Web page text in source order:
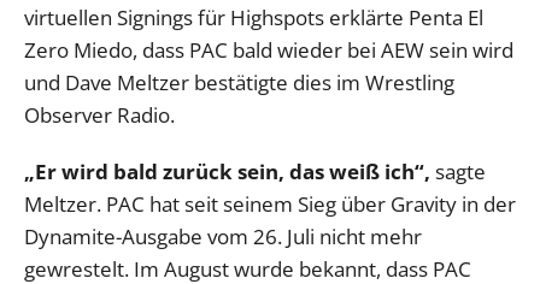
virtuellen Signings für Highspots erklärte Penta El
Zero Miedo, dass PAC bald wieder bei AEW sein wird
und Dave Meltzer bestätigte dies im Wrestling
Observer Radio.
„Er wird bald zurück sein, das weiß ich“, sagte
Meltzer. PAC hat seit seinem Sieg über Gravity in der
Dynamite-Ausgabe vom 26. Juli nicht mehr
gewrestelt. Im August wurde bekannt, dass PAC